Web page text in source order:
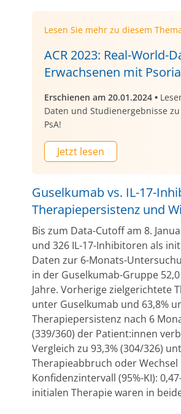
Lesen Sie mehr zu diesem
ACR 2023: Real-World-
Erwachsenen mit
Erschienen am 20.01.2024 •
Daten und Studienergebnisse
PsA!
Jetzt lesen
Guselkumab vs. IL-17-
Therapiepersistenz und
Bis zum Data-Cutoff am 8.
und 326 IL-17-Inhibitoren als
Daten zur 6-Monats-
in der Guselkumab-Gruppe
Jahre. Vorherige zielgerichtete
unter Guselkumab und 63,8%
Therapiepersistenz nach 6
(339/360) der Patient:innen
Vergleich zu 93,3% (304/326)
Therapieabbruch oder Wechsel
Konfidenzintervall (95%-KI):
initialen Therapie waren in